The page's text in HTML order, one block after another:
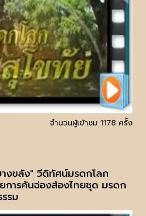
จำนวนผู้เข้าชม 1178 ครั้ง
งขลัง" วีดิทัศน์มรดกโลก
การคันฉ่องส่องไทยชุด มรดก
รม